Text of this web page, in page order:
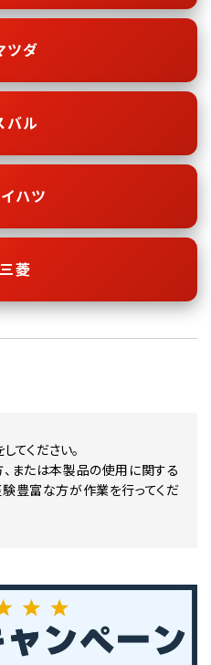
ツダ
バル
ハツ
三菱
てください。
または本製品の使用に関する
豊富な方が作業を行ってくだ